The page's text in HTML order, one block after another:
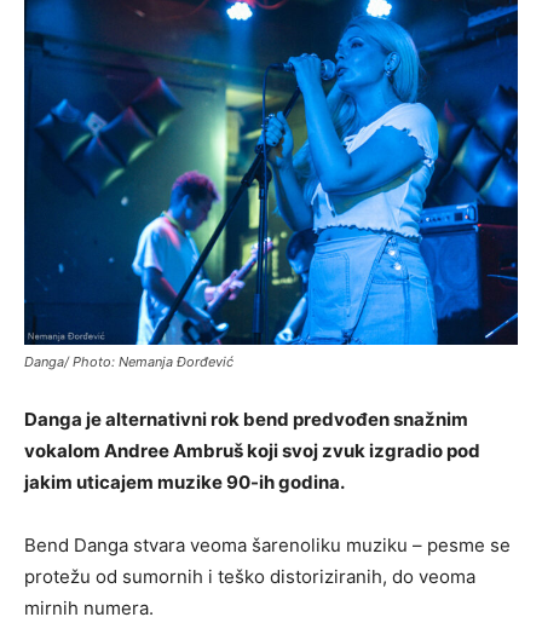
Danga/ Photo: Nemanja Đorđević
Danga je alternativni rok bend predvođen snažnim
vokalom Andree Ambruš koji svoj zvuk izgradio pod
jakim uticajem muzike 90-ih godina.
Bend Danga stvara veoma šarenoliku muziku – pesme se
protežu od sumornih i teško distoriziranih, do veoma
mirnih numera.